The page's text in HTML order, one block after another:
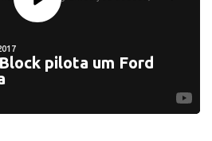
pilota um Ford